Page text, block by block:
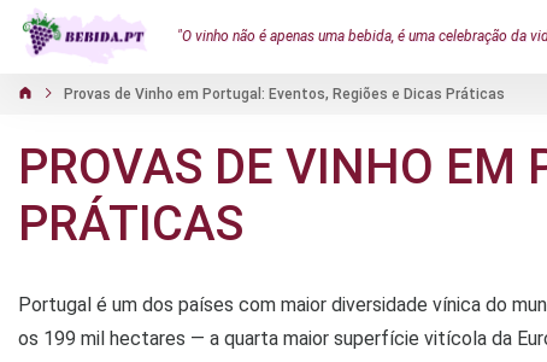
"O vinho não é apenas uma bebida, é uma celebração da
Provas de Vinho em Portugal: Eventos, Regiões e Dicas Práticas
PROVAS DE VINHO EM
PRÁTICAS
Portugal é um dos países com maior diversidade vínica do
os 199 mil hectares — a quarta maior superfície vitícola da